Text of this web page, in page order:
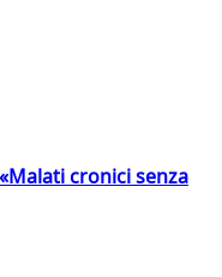
cronici senza